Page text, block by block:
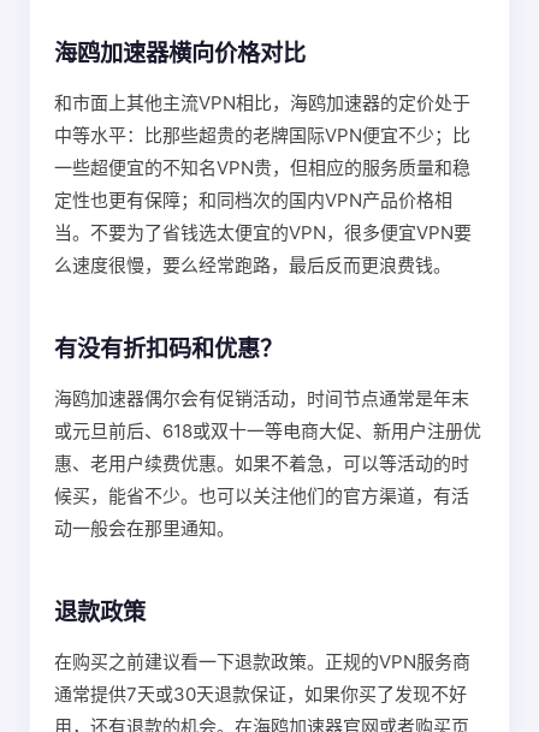
海鸥加速器横向价格对比
和市面上其他主流VPN相比，海鸥加速器的定价处于
中等水平：比那些超贵的老牌国际VPN便宜不少；比
一些超便宜的不知名VPN贵，但相应的服务质量和稳
定性也更有保障；和同档次的国内VPN产品价格相
当。不要为了省钱选太便宜的VPN，很多便宜VPN要
么速度很慢，要么经常跑路，最后反而更浪费钱。
有没有折扣码和优惠？
海鸥加速器偶尔会有促销活动，时间节点通常是年末
或元旦前后、618或双十一等电商大促、新用户注册优
惠、老用户续费优惠。如果不着急，可以等活动的时
候买，能省不少。也可以关注他们的官方渠道，有活
动一般会在那里通知。
退款政策
在购买之前建议看一下退款政策。正规的VPN服务商
通常提供7天或30天退款保证，如果你买了发现不好
用，还有退款的机会。在海鸥加速器官网或者购买页